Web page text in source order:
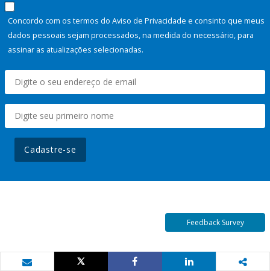
Concordo com os termos do Aviso de Privacidade e consinto que meus
dados pessoais sejam processados, na medida do necessário, para
assinar as atualizações selecionadas.
Cadastre-se
Feedback Survey